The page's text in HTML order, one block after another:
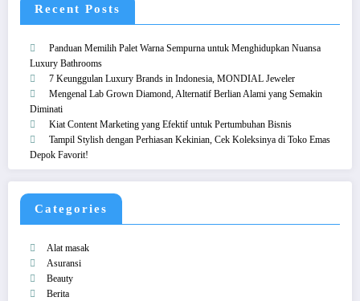
Recent Posts
Panduan Memilih Palet Warna Sempurna untuk Menghidupkan Nuansa
Luxury Bathrooms
7 Keunggulan Luxury Brands in Indonesia, MONDIAL Jeweler
Mengenal Lab Grown Diamond, Alternatif Berlian Alami yang Semakin
Diminati
Kiat Content Marketing yang Efektif untuk Pertumbuhan Bisnis
Tampil Stylish dengan Perhiasan Kekinian, Cek Koleksinya di Toko Emas
Depok Favorit!
Categories
Alat masak
Asuransi
Beauty
Berita